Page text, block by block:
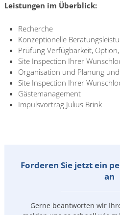
Leistungen im Überblick:
Recherche
Konzeptionelle
Prüfung Verfügbarkeit,
Site Inspection Ihrer
Organisation und Planung
Site Inspection Ihrer
Gästemanagement
Impulsvortrag Julius Brink
Forderen Sie jetzt ein
an
Gerne beantworten wir